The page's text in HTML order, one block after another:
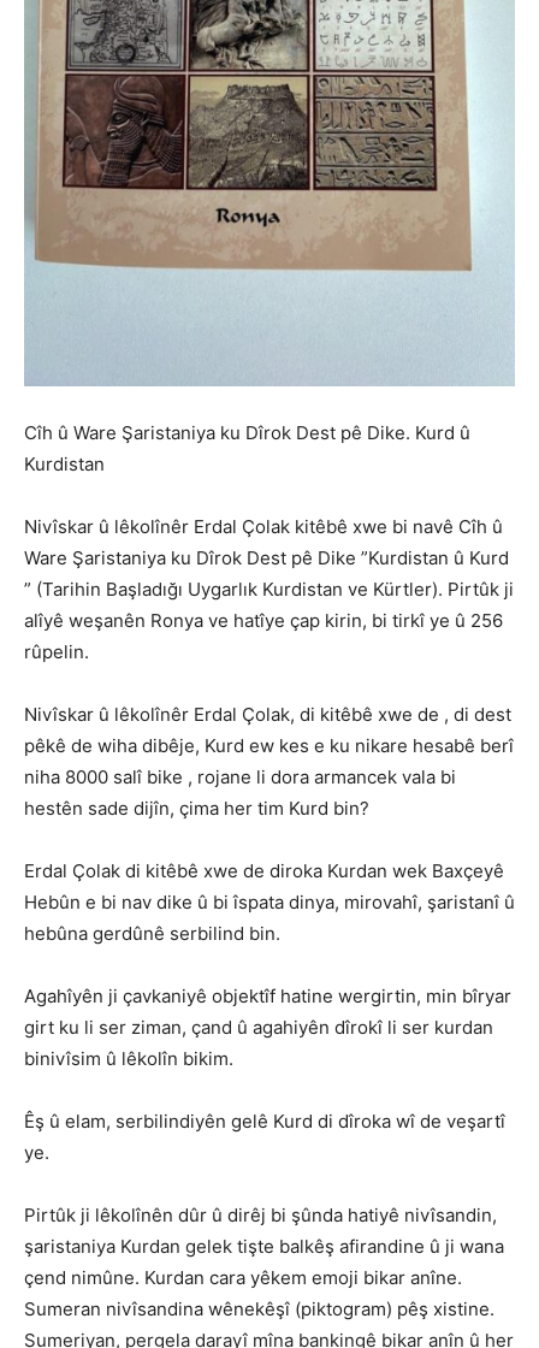
Cîh û Ware Şaristaniya ku Dîrok Dest pê Dike. Kurd û
Kurdistan
Nivîskar û lêkolînêr Erdal Çolak kitêbê xwe bi navê Cîh û
Ware Şaristaniya ku Dîrok Dest pê Dike ”Kurdistan û Kurd
” (Tarihin Başladığı Uygarlık Kurdistan ve Kürtler). Pirtûk ji
alîyê weşanên Ronya ve hatîye çap kirin, bi tirkî ye û 256
rûpelin.
Nivîskar û lêkolînêr Erdal Çolak, di kitêbê xwe de , di dest
pêkê de wiha dibêje, Kurd ew kes e ku nikare hesabê berî
niha 8000 salî bike , rojane li dora armancek vala bi
hestên sade dijîn, çima her tim Kurd bin?
Erdal Çolak di kitêbê xwe de diroka Kurdan wek Baxçeyê
Hebûn e bi nav dike û bi îspata dinya, mirovahî, şaristanî û
hebûna gerdûnê serbilind bin.
Agahîyên ji çavkaniyê objektîf hatine wergirtin, min bîryar
girt ku li ser ziman, çand û agahiyên dîrokî li ser kurdan
binivîsim û lêkolîn bikim.
Êş û elam, serbilindiyên gelê Kurd di dîroka wî de veşartî
ye.
Pirtûk ji lêkolînên dûr û dirêj bi şûnda hatiyê nivîsandin,
şaristaniya Kurdan gelek tişte balkêş afirandine û ji wana
çend nimûne. Kurdan cara yêkem emoji bikar anîne.
Sumeran nivîsandina wênekêşî (piktogram) pêş xistine.
Sumeriyan, pergela darayî mîna bankingê bikar anîn û her